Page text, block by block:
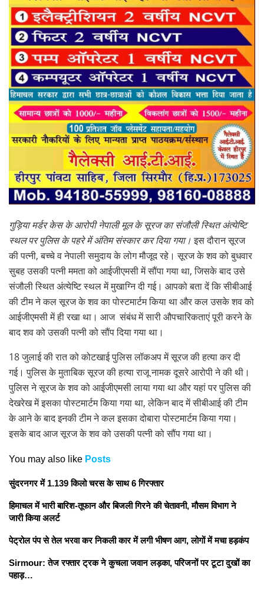
गुड़िया मर्डर केस के आरोपी नेपाली मूल के सूरज का संजौली स्थित अंत्येष्टि
स्थल पर पुलिस के पहरे में अंतिम संस्कार कर दिया गया।इस दौरान सूरज
की पत्नी, बच्चे व नेपाली समुदाय के लोग मौजूद रहे। सूरज के शव को बुधवार
सुबह उसकी पत्नी ममता को आईजीएमसी में सौंपा गया था, जिसके बाद उसे
संजौली स्थित अंत्येष्टि स्थल में मुखाग्नि दी गई। आपको बता दें कि सीबीआई
की टीम ने कल सूरज के शव का पोस्टमार्टम किया था और कल उसके शव को
आईजीएमसी में ही रखा था। आज संबंध में सारी औपचारिकताएं पूरी करने के
बाद शव को उसकी पत्नी को सौंप दिया गया था।
18 जुलाई की रात को कोटखाई पुलिस लॉकअप में सूरज की हत्या कर दी
गई। पुलिस के मुताबिक सूरज की हत्या राजू नामक दूसरे आरोपी ने की थी।
पुलिस ने सूरज के शव को आईजीएमसी लाया गया था और यहां पर पुलिस की
देखरेख में इसका पोस्टमार्टम किया गया था, लेकिन बाद में सीबीआई की टीम
के आने के बाद इनकी टीम ने कल इसका दोबारा पोस्टमार्टम किया गया।
इसके बाद आज सूरज के शव को उसकी पत्नी को सौंप गया था।
You may also like Posts
सुंदरनगर में 1.139 किलो चरस के साथ 6 गिरफ्तार
हिमाचल में भारी बारिश-तूफान और बिजली गिरने की चेतावनी, मौसम विभाग ने
जारी किया अलर्ट
पेट्रोल पंप से तेल भरवा कर निकली कार में लगी भीषण आग, लोगों में मचा हड़कंप
Sirmour: तेज रफ्तार ट्रक ने कुचला जवान लड़का, परिजनों पर टूटा दुखों का
पहाड़…